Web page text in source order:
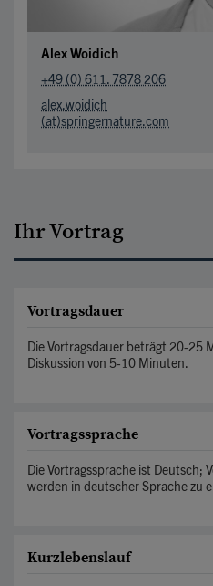
Alex Woidich
+49 (0) 611. 7878 206
alex.woidich
(at)springernature.com
Ihr Vortrag
Vortragsdauer
Die Vortragsdauer beträgt 20-25
Diskussion von 5-10 Minuten.
Vortragssprache
Die Vortragssprache ist Deutsch;
werden in deutscher Sprache zu
Kurzlebenslauf